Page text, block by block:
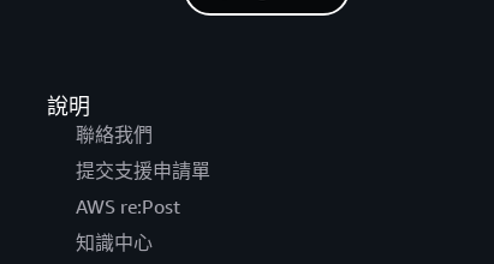
說明
聯絡我們
提交支援申請單
AWS re:Post
知識中心